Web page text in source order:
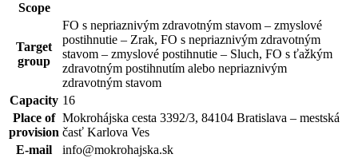
Scope
Target
group
FO s nepriaznivým zdravotným stavom – zmyslové
postihnutie – Zrak, FO s nepriaznivým zdravotným
stavom – zmyslové postihnutie – Sluch, FO s ťažkým
zdravotným postihnutím alebo nepriaznivým
zdravotným stavom
Capacity 16
Place of
provision
Mokrohájska cesta 3392/3, 84104 Bratislava – mestská
časť Karlova Ves
E-mail
info@mokrohajska.sk